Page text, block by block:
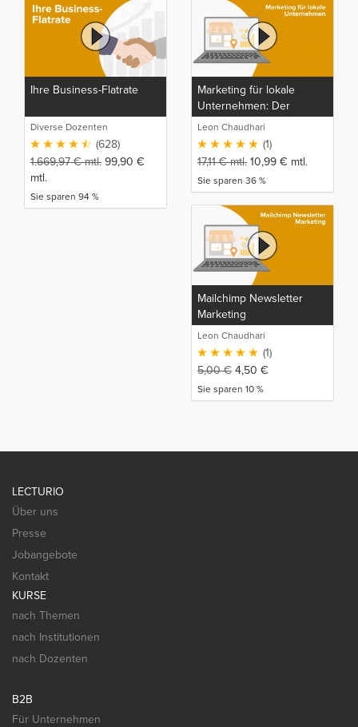
Ihre Business-Flatrate
Diverse Dozenten
(628)
1.669,97€mtl. 99,90 €
mtl.
Sie sparen 94 %
Marketing für lokale
Unternehmen: Der
Komplette Marketing,
SEO, SEA und
Kundenakquise Kurs
Leon Chaudhari
(1)
17,11€mtl. 10,99 € mtl.
Sie sparen 36 %
Mailchimp Newsletter
Marketing
Leon Chaudhari
(1)
5,00€ 4,50 €
Sie sparen 10 %
LECTURIO
Über uns
Presse
Jobangebote
Kontakt
KURSE
nach Themen
nach Institutionen
nach Dozenten
B2B
Für Unternehmen